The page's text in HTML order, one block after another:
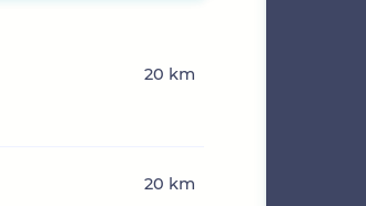
20 km
20 km